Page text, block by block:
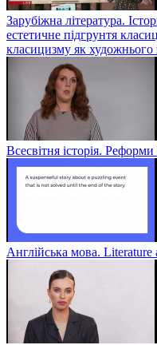
Зарубіжна література.
естетичне підгрунтя
класицизму як
Всесвітня історія.
Англійська мова.